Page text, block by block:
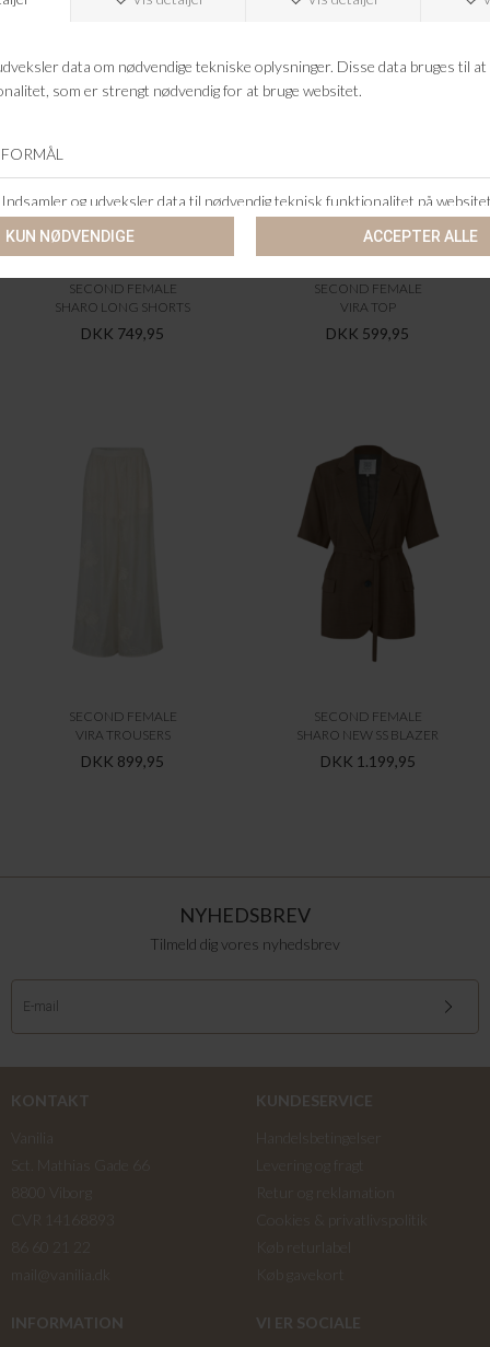
SECOND FEMALE
SHARO LONG SHORTS
DKK 749,95
SECOND FEMALE
VIRA TOP
DKK 599,95
SECOND FEMALE
VIRA TROUSERS
DKK 899,95
SECOND FEMALE
SHARO NEW SS BLAZER
DKK 1.199,95
NYHEDSBREV
Tilmeld dig vores nyhedsbrev
KONTAKT
KUNDESERVICE
INFORMATION VI ER SOCIALE